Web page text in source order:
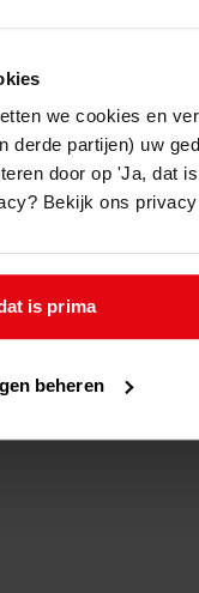
we cookies en
derde partijen) uw
door op 'Ja, dat
Bekijk ons
is prima
beheren
4
4